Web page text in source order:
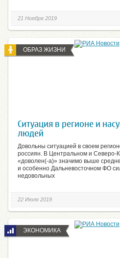
21 Ноября 2019
ОБРАЗ ЖИЗНИ
Ситуация в регионе и
людей
Довольны ситуацией в своем
россиян. В Центральном и Северо-
«доволен(-а)» значимо выше
и особенно Дальневосточном ФО
недовольных
22 Июля 2019
ЭКОНОМИКА